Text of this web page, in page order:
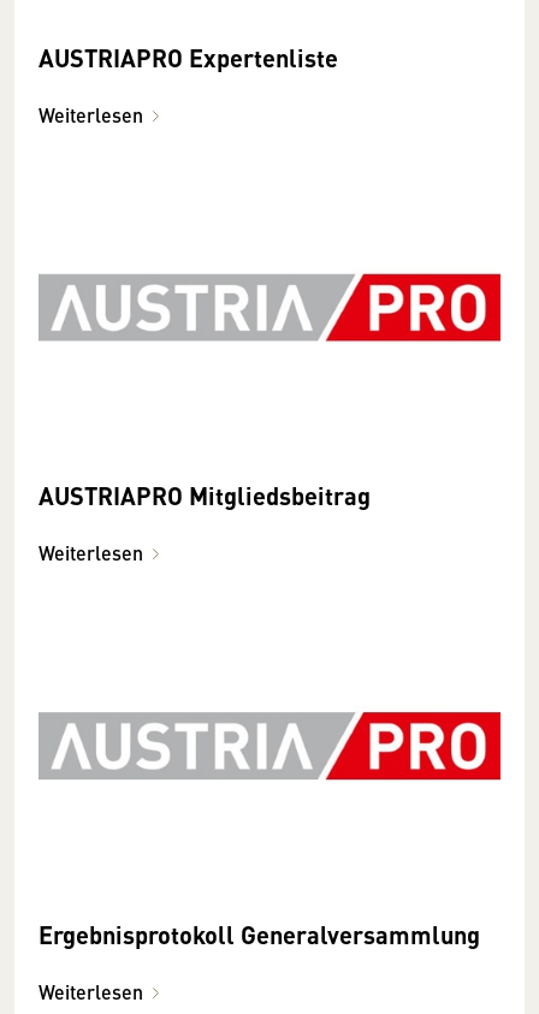
AUSTRIAPRO Expertenliste
Weiterlesen
AUSTRIAPRO Mitgliedsbeitrag
Weiterlesen
Ergebnisprotokoll Generalversammlung
Weiterlesen